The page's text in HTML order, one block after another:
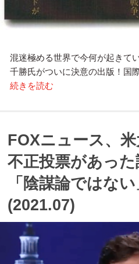
混迷極める世界で今何が起きて
千勝氏がついに決意の出版！国
続きを読む
FOXニュース、
不正投票があっ
「陰謀論ではな
(2021.07)